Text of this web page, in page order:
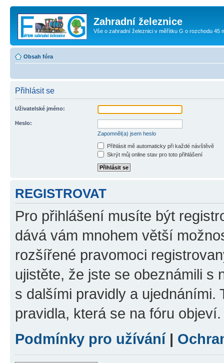
Zahradní železnice
Vše o zahradní železnici v měřítku G o rozchodu 45
Obsah fóra
Přihlásit se
Uživatelské jméno:
Heslo:
Zapomněl(a) jsem heslo
Přihlásit mě automaticky při každé návštěvě
Skrýt můj online stav pro toto přihlášení
REGISTROVAT
Pro přihlášení musíte být
dává vám mnohem větší
rozšířené pravomoci
ujistěte, že jste se obeznámili s
s dalšími pravidly a ujednáními.
pravidla, která se na fóru objeví.
Podmínky pro užívání |